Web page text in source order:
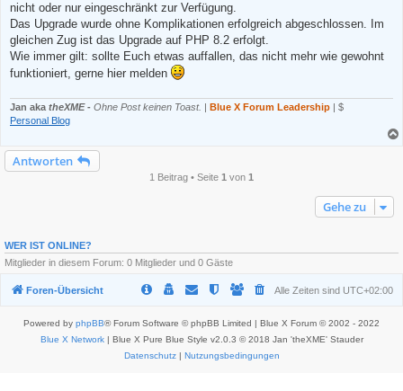
e
n
r
B
i
r
a
g
nicht oder nur eingeschränkt zur Verfügung.
Das Upgrade wurde ohne Komplikationen erfolgreich abgeschlossen. Im
gleichen Zug ist das Upgrade auf PHP 8.2 erfolgt.
Wie immer gilt: sollte Euch etwas auffallen, das nicht mehr wie gewohnt
funktioniert, gerne hier melden
Jan aka theXME- Ohne Post keinen Toast. | Blue X Forum Leadership | $
Personal Blog
Antworten
1 Beitrag • Seite 1 von 1
Gehe zu
WER IST ONLINE?
Mitglieder in diesem Forum: 0 Mitglieder und 0 Gäste
Foren-Übersicht Alle Zeiten sind UTC+02:00
Powered by phpBB® Forum Software © phpBB Limited | Blue X Forum © 2002 - 2022
Blue X Network| Blue X Pure Blue Style v2.0.3 © 2018 Jan 'theXME' Stauder
Datenschutz| Nutzungsbedingungen